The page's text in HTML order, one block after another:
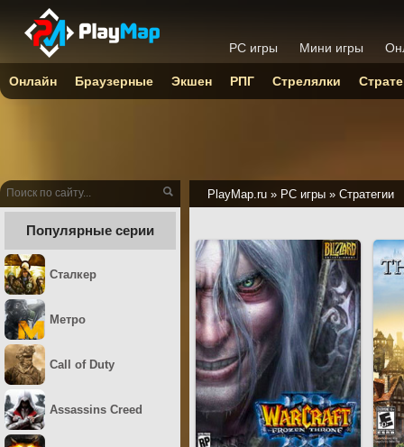
PlayMap.ru » PC игры » Стратегии
Популярные серии
Сталкер
Метро
Call of Duty
Assassins Creed
PC игры Мини игры
Онлайн Браузерные Экшен РПГ Стрелялки